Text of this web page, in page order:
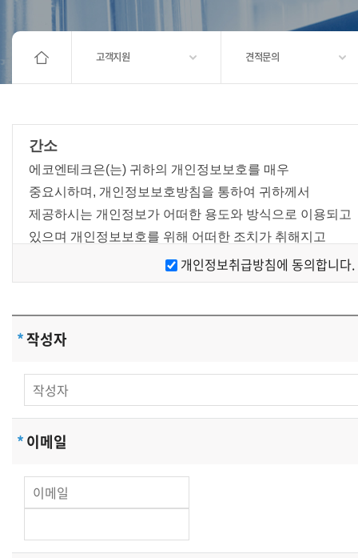
고객지원 견적문의
간소
에코엔테크은(는) 귀하의 개인정보보호를 매우
중요시하며, 개인정보보호방침을 통하여 귀하께서
제공하시는 개인정보가 어떠한 용도와 방식으로 이용되고
있으며 개인정보보호를 위해 어떠한 조치가 취해지고
[개인정보 수집에 대한 동의]
클릭하면 개인정보 수집에 대해 동의하신 것으로 봅니다.
[개인정보의 수집목적 및 이용목적]
에코엔테크은(는) 다음과 같은 목적을 위하여 개인정보를
수집하고 있습니다 .
- 에코엔테크 및 제휴사이트 서비스를 위한 회원 가입 및
- 장애처리 및 개별 회원에 대한 개인 맞춤서비스
- 기타, 새로운 서비스 및 정보 안내
개인정보취급방침에 동의합니다.
*작성자
*이메일